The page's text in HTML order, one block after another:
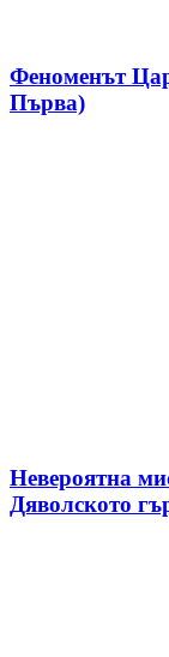
Феноменът
Първа)
Невероятна
Дяволското